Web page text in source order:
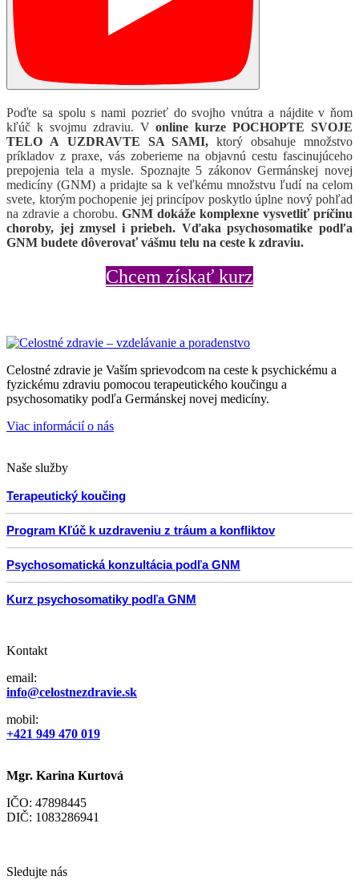
Poďte sa spolu s nami pozrieť do svojho vnútra a nájdite v ňom
kľúč k svojmu zdraviu. Vonline kurze POCHOPTE SVOJE
TELO A UZDRAVTE SA SAMI,ktorý obsahuje množstvo
príkladov z praxe, vás zoberieme na objavnú cestu fascinujúceho
prepojenia tela a mysle. Spoznajte 5 zákonov Germánskej novej
medicíny (GNM) a pridajte sa k veľkému množstvu ľudí na celom
svete, ktorým pochopenie jej princípov poskytlo úplne nový pohľad
na zdravie a chorobu. GNM dokáže komplexne vysvetliť príčinu
choroby, jej zmysel i priebeh. Vďaka psychosomatike podľa
GNM budete dôverovať vášmu telu na ceste k zdraviu.
Chcem získať kurz
Celostné zdravie je Vaším sprievodcom na ceste k psychickému a
fyzickému zdraviu pomocou terapeutického koučingu a
psychosomatiky podľa Germánskej novej medicíny.
Viac informácií o nás
Naše služby
Terapeutický koučing
Program Kľúč k uzdraveniu z tráum a konfliktov
Psychosomatická konzultácia podľa GNM
Kurz psychosomatiky podľa GNM
Kontakt
email:
info@celostnezdravie.sk
mobil:
+421 949 470 019
Mgr. Karina Kurtová
IČO: 47898445
DIČ: 1083286941
Sledujte nás